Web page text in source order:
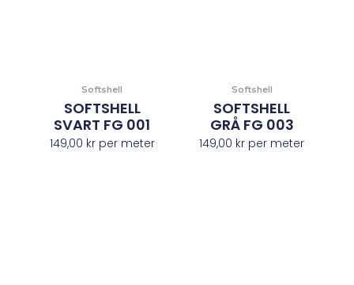
Softshell
SOFTSHELL
SVART FG 001
149,00 krper meter
Softshell
SOFTSHELL
GRÅ FG 003
149,00 kr per meter